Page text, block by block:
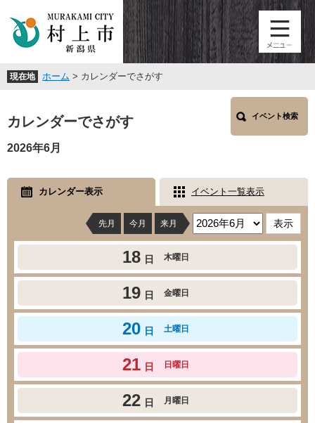
頭
。
飛
て
文
現在地 ホーム > カレンダーでさがす
文
カレンダーでさがす イベント検索
2026年6月
カレンダー表示 イベント一覧表示
先月 今月 来月
18 日 木曜日
19 日 金曜日
20 日 土曜日
21 日 日曜日
22 日 月曜日